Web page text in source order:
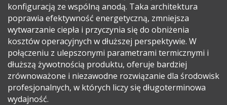
konfiguracją ze wspólną anodą. Taka architektura
poprawia efektywność energetyczną, zmniejsza
wytwarzanie ciepła i przyczynia się do obniżenia
kosztów operacyjnych w dłuższej perspektywie. W
połączeniu z ulepszonymi parametrami termicznymi i
dłuższą żywotnością produktu, oferuje bardziej
zrównoważone i niezawodne rozwiązanie dla środowisk
profesjonalnych, w których liczy się długoterminowa
wydajność.